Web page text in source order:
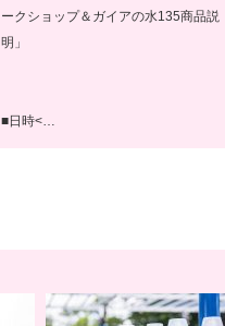
ークショップ＆ガイアの水135商品説
明」
■日時<…